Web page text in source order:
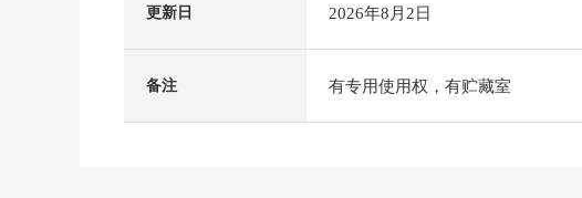
更新日 2026年8月2日
备注 有专用使用权，有贮藏室